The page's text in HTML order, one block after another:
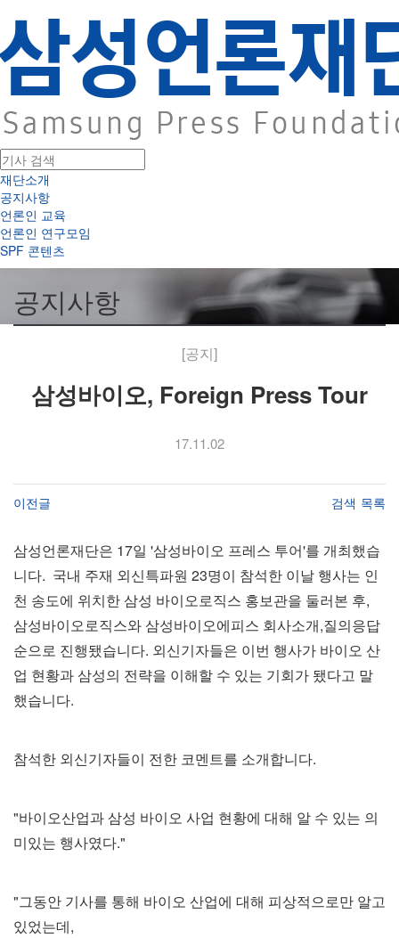
재단소개
공지사항
언론인 교육
언론인 연구모임
SPF 콘텐츠
공지사항
[공지]
삼성바이오, Foreign Press Tour
17.11.02
이전글 검색 목록
삼성언론재단은 17일 '삼성바이오 프레스 투어'를 개최했습
니다. 국내 주재 외신특파원 23명이 참석한 이날 행사는 인
천 송도에 위치한 삼성 바이오로직스 홍보관을 둘러본 후,
삼성바이오로직스와 삼성바이오에피스 회사소개,질의응답
순으로 진행됐습니다. 외신기자들은 이번 행사가 바이오 산
업 현황과 삼성의 전략을 이해할 수 있는 기회가 됐다고 말
했습니다.
참석한 외신기자들이 전한 코멘트를 소개합니다.
"바이오산업과 삼성 바이오 사업 현황에 대해 알 수 있는 의
미있는 행사였다."
"그동안 기사를 통해 바이오 산업에 대해 피상적으로만 알고
있었는데,